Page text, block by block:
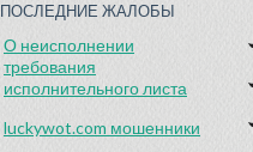
ПОСЛЕДНИЕ ЖАЛОБЫ
О неисполнении
требования
исполнительного листа
luckywot.com мошенники